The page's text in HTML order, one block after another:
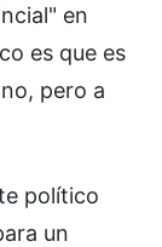
en
es que es
pero a
político
un